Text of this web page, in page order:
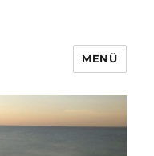
MENÜ